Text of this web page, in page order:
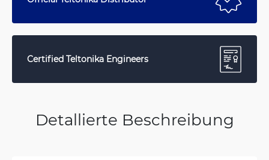
Certified Teltonika Engineers
Detallierte Beschreibung